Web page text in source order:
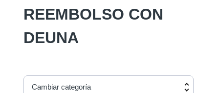
REEMBOLSO CON
DEUNA
Cambiar categoría